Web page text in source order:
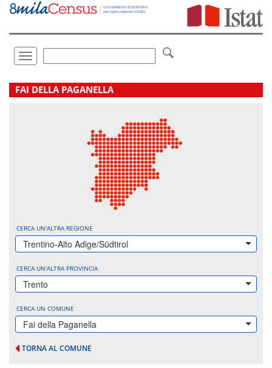
Vai
direttamente
Toggle
navigation
.
FAI DELLA PAGANELLA
CERCA UN'ALTRA REGIONE
Trentino-Alto Adige/Südtirol
CERCA UN'ALTRA PROVINCIA
Trento
CERCA UN COMUNE
Fai della Paganella
TORNA AL COMUNE